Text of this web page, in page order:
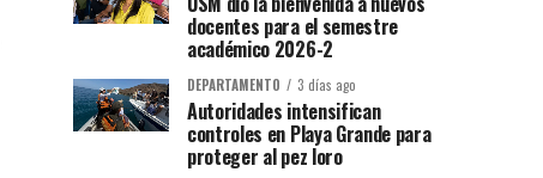
docentes para el semestre
académico 2026-2
DEPARTAMENTO 3 días ago
Autoridades intensifican
controles en Playa Grande para
proteger al pez loro